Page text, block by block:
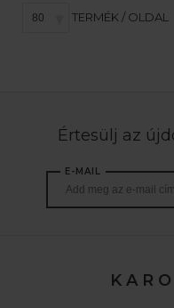
TERMÉK / OLDAL
Értesülj az
E-MAIL
K A R